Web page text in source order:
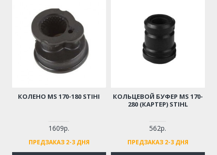
КОЛЕНО MS 170-180 STIHI
1609р.
ПРЕДЗАКАЗ 2-3 ДНЯ
КОЛЬЦЕВОЙ БУФЕР MS 170-
280 (КАРТЕР) STIHL
562р.
ПРЕДЗАКАЗ 2-3 ДНЯ